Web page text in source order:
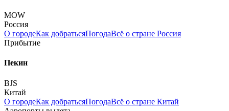
MOW
Россия
О городеКак добратьсяПогодаВсё о стране Россия
Прибытие
Пекин
BJS
Китай
О городеКак добратьсяПогодаВсё о стране Китай